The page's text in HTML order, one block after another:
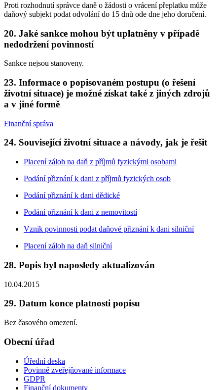
Proti rozhodnutí správce daně o žádosti o vrácení přeplatku může
daňový subjekt podat odvolání do 15 dnů ode dne jeho doručení.
20. Jaké sankce mohou být uplatněny v případě
nedodržení povinností
Sankce nejsou stanoveny.
23. Informace o popisovaném postupu (o řešení
životní situace) je možné získat také z jiných zdrojů
a v jiné formě
Finanční správa
24. Související životní situace a návody, jak je řešit
Placení záloh na daň z příjmů fyzickými osobami
Podání přiznání k dani z příjmů fyzických osob
Podání přiznání k dani dědické
Podání přiznání k dani z nemovitostí
Vznik povinnosti podat daňové přiznání k dani silniční
Placení záloh na daň silniční
28. Popis byl naposledy aktualizován
10.04.2015
29. Datum konce platnosti popisu
Bez časového omezení.
Obecní úřad
Úřední deska
Povinně zveřejňované informace
GDPR
Finanční dokumenty